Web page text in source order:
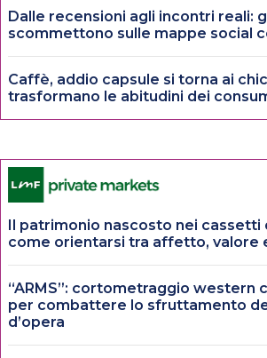
Dalle recensioni agli incontri reali:
scommettono sulle mappe social
Caffè, addio capsule si torna ai
trasformano le abitudini dei
Il patrimonio nascosto nei cassetti
come orientarsi tra affetto, valore
“ARMS”: cortometraggio western
per combattere lo sfruttamento
d’opera